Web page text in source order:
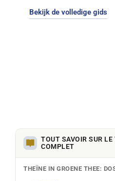
effect beperkt.
Bekijk de volledige gids
TOUT SAVOIR SUR
COMPLET
THEÏNE IN GROENE THEE: